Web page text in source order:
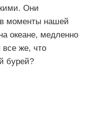
Они
моменты нашей
океане, медленно
же, что
бурей?